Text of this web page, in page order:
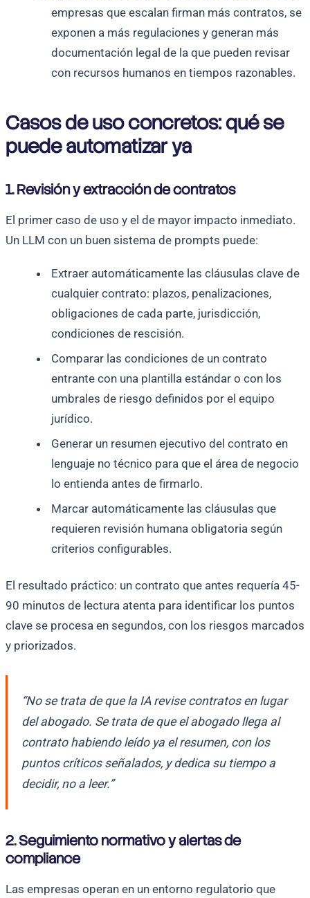
empresas que escalan firman más contratos, se
exponen a más regulaciones y generan más
documentación legal de la que pueden revisar
con recursos humanos en tiempos razonables.
Casos de uso concretos: qué se
puede automatizar ya
1. Revisión y extracción de contratos
El primer caso de uso y el de mayor impacto inmediato.
Un LLM con un buen sistema de prompts puede:
Extraer automáticamente las cláusulas clave de
cualquier contrato: plazos, penalizaciones,
obligaciones de cada parte, jurisdicción,
condiciones de rescisión.
Comparar las condiciones de un contrato
entrante con una plantilla estándar o con los
umbrales de riesgo definidos por el equipo
jurídico.
Generar un resumen ejecutivo del contrato en
lenguaje no técnico para que el área de negocio
lo entienda antes de firmarlo.
Marcar automáticamente las cláusulas que
requieren revisión humana obligatoria según
criterios configurables.
El resultado práctico: un contrato que antes requería 45-
90 minutos de lectura atenta para identificar los puntos
clave se procesa en segundos, con los riesgos marcados
y priorizados.
“No se trata de que la IA revise contratos en lugar
del abogado. Se trata de que el abogado llega al
contrato habiendo leído ya el resumen, con los
puntos críticos señalados, y dedica su tiempo a
decidir, no a leer.”
2. Seguimiento normativo y alertas de
compliance
Las empresas operan en un entorno regulatorio que